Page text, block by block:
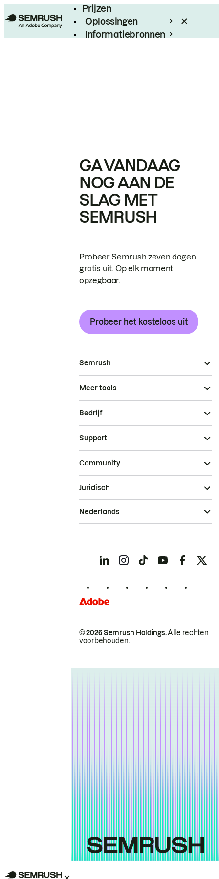
Prijzen
Oplossingen
Informatiebronnen
GA VANDAAG
NOG AAN DE
SLAG MET
SEMRUSH
Probeer Semrush zeven dagen
gratis uit. Op elk moment
opzegbaar.
Probeer het kosteloos uit
Semrush
Meer tools
Bedrijf
Support
Community
© 2026 Semrush Holdings.Alle rechten
voorbehouden.
Juridisch
Nederlands